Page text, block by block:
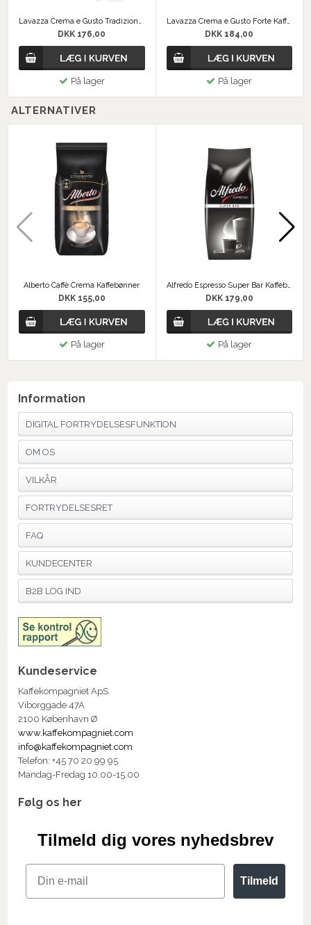
Lavazza Crema e Gusto Tradizione Italiana Kaffebønner
DKK 176,00
På lager
Lavazza Crema e Gusto Forte Kaffebønner
DKK 184,00
På lager
ALTERNATIVER
Alberto Caffè Crema Kaffebønner
DKK 155,00
På lager
Alfredo Espresso Super Bar Kaffebønner
DKK 179,00
På lager
Information
DIGITAL FORTRYDELSESFUNKTION
OM OS
VILKÅR
FORTRYDELSESRET
FAQ
KUNDECENTER
B2B LOG IND
Kundeservice
Kaffekompagniet ApS
Viborggade 47A
2100 København Ø
www.kaffekompagniet.com
info@kaffekompagniet.com
Telefon: +45 70 20 99 95
Mandag-Fredag 10.00-15.00
Følg os her
Tilmeld dig vores nyhedsbrev
Email
Tilmeld